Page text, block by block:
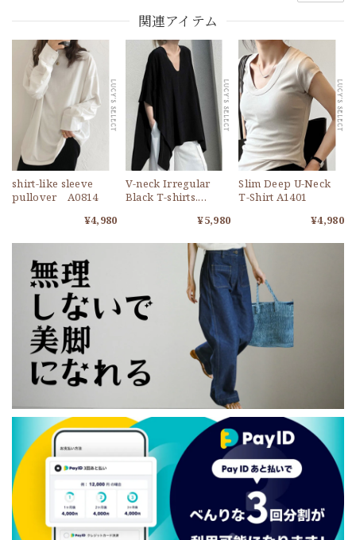
関連アイテム
shirt-like sleeve
pullover A0814
¥4,980
V-neck Irregular
Black T-shirts.
¥5,980
Slim Deep U-Neck
T-Shirt A1401
¥4,980